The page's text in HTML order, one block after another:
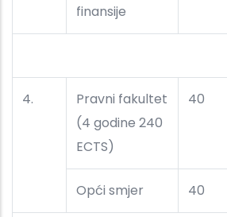
finansije
4.
Pravni fakultet
(4 godine 240
ECTS)
40
Opći smjer 40